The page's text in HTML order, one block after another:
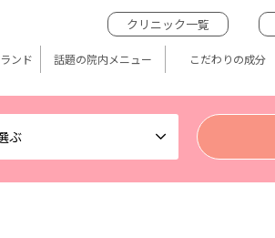
ぶ
クリニック一覧
ンド 話題の院内メニュー こだわりの成分